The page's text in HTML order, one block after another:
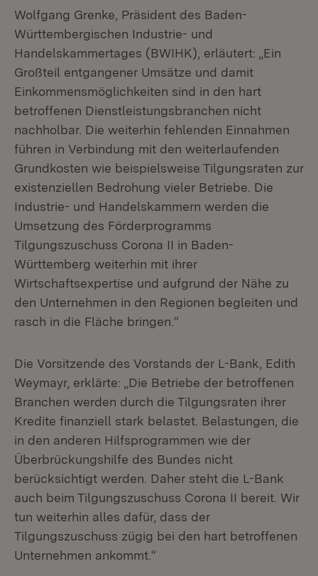
Wolfgang Grenke, Präsident des Baden-
Württembergischen Industrie- und
Handelskammertages (BWIHK), erläutert: „Ein
Großteil entgangener Umsätze und damit
Einkommensmöglichkeiten sind in den hart
betroffenen Dienstleistungsbranchen nicht
nachholbar. Die weiterhin fehlenden Einnahmen
führen in Verbindung mit den weiterlaufenden
Grundkosten wie beispielsweise Tilgungsraten zur
existenziellen Bedrohung vieler Betriebe. Die
Industrie- und Handelskammern werden die
Umsetzung des Förderprogramms
Tilgungszuschuss Corona II in Baden-
Württemberg weiterhin mit ihrer
Wirtschaftsexpertise und aufgrund der Nähe zu
den Unternehmen in den Regionen begleiten und
rasch in die Fläche bringen.“
Die Vorsitzende des Vorstands der L-Bank, Edith
Weymayr, erklärte: „Die Betriebe der betroffenen
Branchen werden durch die Tilgungsraten ihrer
Kredite finanziell stark belastet. Belastungen, die
in den anderen Hilfsprogrammen wie der
Überbrückungshilfe des Bundes nicht
berücksichtigt werden. Daher steht die L-Bank
auch beim Tilgungszuschuss Corona II bereit. Wir
tun weiterhin alles dafür, dass der
Tilgungszuschuss zügig bei den hart betroffenen
Unternehmen ankommt.“